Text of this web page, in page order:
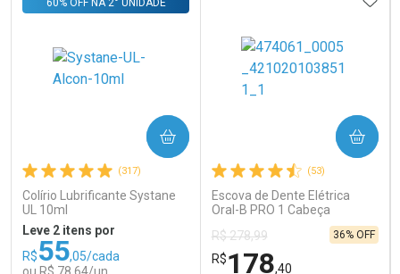
(317)
Colírio Lubrificante Systane
UL 10ml
Leve 2 itens por
R$55,05/cada
ou R$ 78,64/un
COMPRAR
(53)
Escova de Dente Elétrica
Oral-B PRO 1 Cabeça
Redonda Recarregável 1
Unidade
R$ 278,99
R$178,40
36% OFF
COMPRAR